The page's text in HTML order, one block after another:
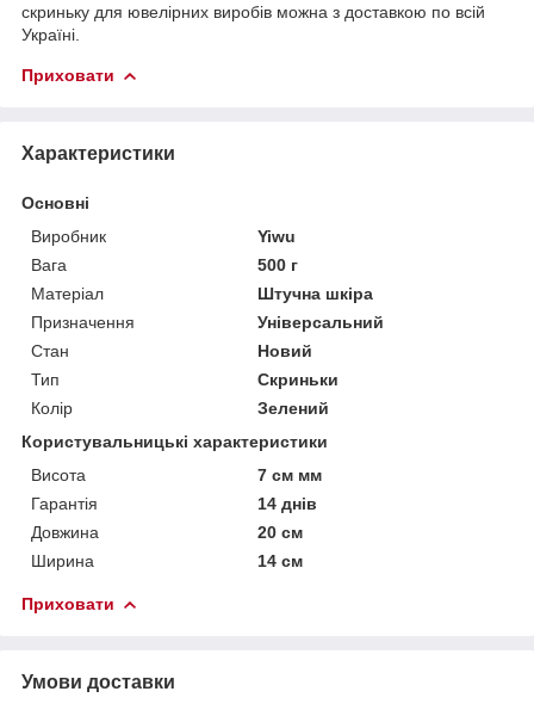
скриньку для ювелірних виробів можна з доставкою по всій
Україні.
Приховати
Характеристики
Основні
Виробник
Yiwu
Вага
500 г
Матеріал
Штучна шкіра
Призначення
Універсальний
Стан
Новий
Тип
Скриньки
Колір
Зелений
Користувальницькі характеристики
Висота
7 см мм
Гарантія
14 днів
Довжина
20 см
Ширина
14 см
Приховати
Умови доставки